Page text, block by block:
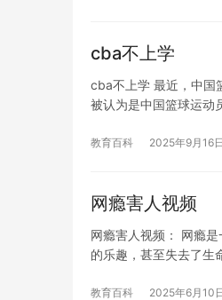
cba不上学
cba不上学 最近，中国
被认为是中国篮球运动
教育百科 2025年9月16日
网瘾害人视频
网瘾害人视频： 网瘾
的乐趣，甚至失去了生
教育百科 2025年6月10